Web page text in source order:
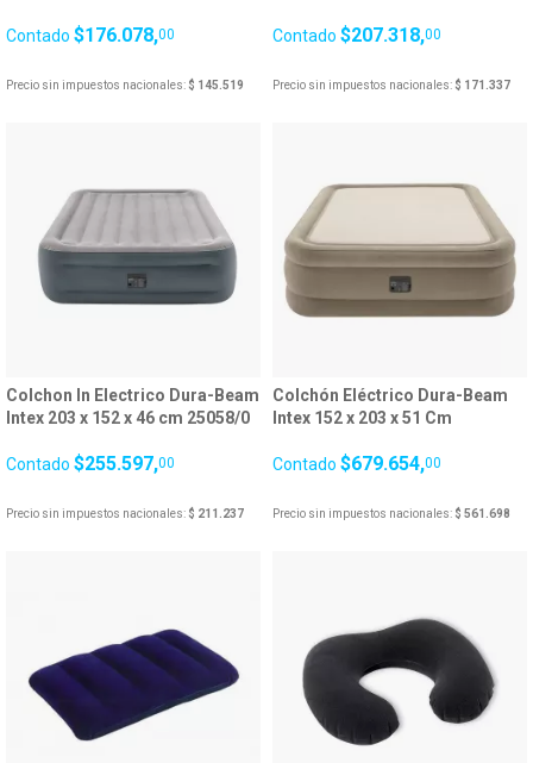
Contado $176.078,00
Precio sin impuestos nacionales: $ 145.519
Contado $207.318,00
Precio sin impuestos nacionales: $ 171.337
Colchon In Electrico Dura-Beam
Intex 203 x 152 x 46 cm 25058/0
Contado $255.597,00
Precio sin impuestos nacionales: $ 211.237
Colchón Eléctrico Dura-Beam
Intex 152 x 203 x 51 Cm
Contado $679.654,00
Precio sin impuestos nacionales: $ 561.698